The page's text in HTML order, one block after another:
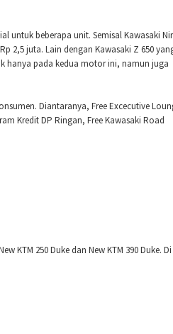
untuk beberapa unit. Semisal Kawasaki
2,5 juta. Lain dengan Kawasaki Z 650
hanya pada kedua motor ini, namun juga
Diantaranya, Free Excecutive
Kredit DP Ringan, Free Kawasaki Road
KTM 250 Duke dan New KTM 390 Duke. Di